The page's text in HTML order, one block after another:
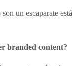
un escaparate
branded content?